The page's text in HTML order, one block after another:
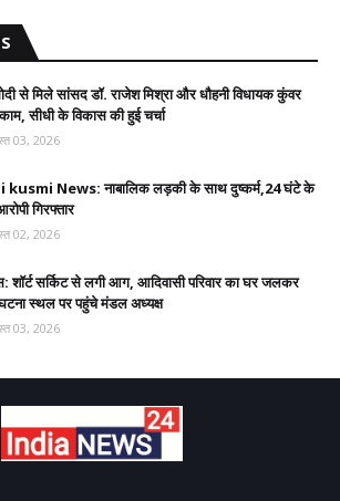
से मिले सांसद डॉ. राजेश मिश्रा और धौहनी विधायक कुंवर
सीधी के विकास की हुई चर्चा
03, 2026
kusmi News: नाबालिक लड़की के साथ दुष्कर्म,24 घंटे के
गिरफ्तार
02, 2026
शॉर्ट सर्किट से लगी आग, आदिवासी परिवार का घर जलकर
स्थल पर पहुंचे मंडल अध्यक्ष
03, 2026